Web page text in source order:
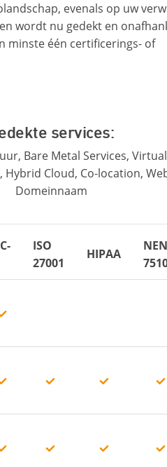
evenals op uw
wordt nu gedekt en
minste één certificerings- of
services:
Bare Metal Services,
Hybrid Cloud, Co-location,
Domeinnaam
ISO
27001
HIPAA
NEN